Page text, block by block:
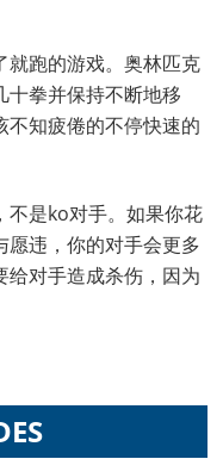
就跑的游戏。奥林匹克
十拳并保持不断地移
不知疲倦的不停快速的
不是ko对手。如果你花
愿违，你的对手会更多
给对手造成杀伤，因为